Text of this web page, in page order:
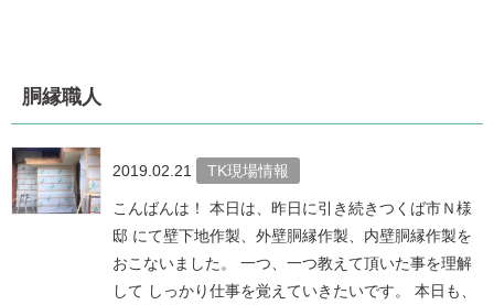
胴縁職人
2019.02.21 TK現場情報
こんばんは！ 本日は、昨日に引き続きつくば市Ｎ様
邸 にて壁下地作製、外壁胴縁作製、内壁胴縁作製を
おこないました。 一つ、一つ教えて頂いた事を理解
して しっかり仕事を覚えていきたいです。 本日も、